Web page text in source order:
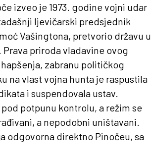
izveo je 1973. godine vojni udar
ljevičarski predsjednik
Vašingtona, pretvorio državu u
priroda vladavine ovog
zabranu političkog
na vlast vojna hunta je raspustila
i suspendovala ustav.
potpunu kontrolu, a režim se
a nepodobni uništavani.
odgovorna direktno Pinočeu, sa